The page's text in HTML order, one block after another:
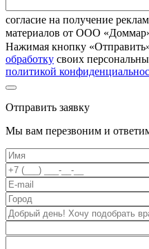
согласие на получение
материалов от ООО
Нажимая кнопку
обработку своих
политикой
Отправить заявку
Мы вам перезвоним и